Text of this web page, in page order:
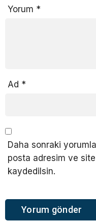
Yorum *
Ad *
Daha sonraki
posta adresim ve
kaydedilsin.